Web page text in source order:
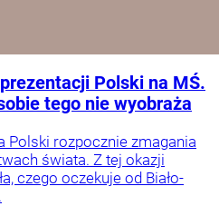
Polski na MŚ.
tego nie wyobraża
Polski rozpocznie zmagania
świata. Z tej okazji
czego oczekuje od Biało-